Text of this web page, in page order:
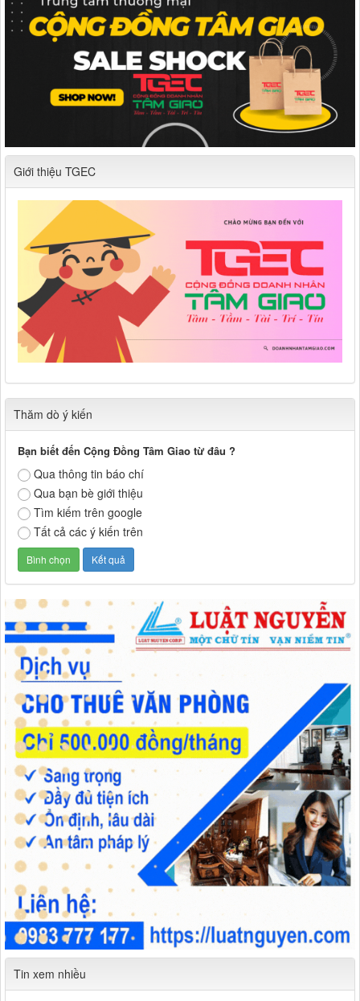
Giới thiệu TGEC
Thăm dò ý kiến
Bạn biết đến Cộng Đồng Tâm Giao từ đâu ?
Qua thông tin báo chí
Qua bạn bè giới thiệu
Tìm kiếm trên google
Tất cả các ý kiến trên
Tin xem nhiều